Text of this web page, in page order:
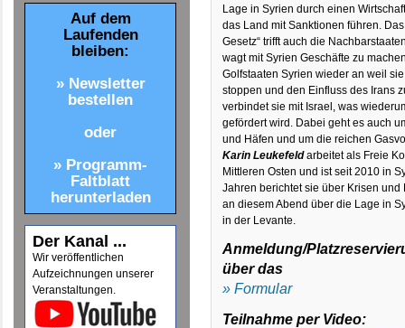
Auf dem
Laufenden
bleiben:
» Newsletter
bestellen
oder
» Programm-
Faltblatt
herunterladen
Der Kanal ...
Wir veröffentlichen
Aufzeichnungen unserer
Veranstaltungen.
Lage in Syrien durch einen
das Land mit Sanktionen führen.
Gesetz“ trifft auch die
wagt mit Syrien Geschäfte zu
Golfstaaten Syrien wieder an weil
stoppen und den Einfluss des Irans
verbindet sie mit Israel, was
gefördert wird. Dabei geht es auch
und Häfen und um die reichen
Karin Leukefeldarbeitet als Freie
Mittleren Osten und ist seit 2010 in
Jahren berichtet sie über Krisen
an diesem Abend über die Lage in
in der Levante.
Anmeldung/
über das
» Formular
Teilnahme per Video: